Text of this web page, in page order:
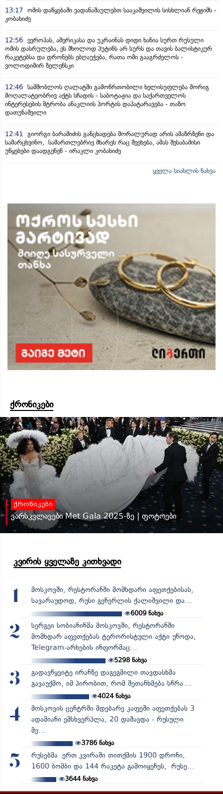
13:17 ომის დაწყებაში ვადანაშაულებთ სააკაშვილის სისხლიან რეჟიმს -
კობახიძე
12:56 ევროპას, ამერიკასა და უკრაინას დიდი ხანია სურთ რუსული
ომის დასრულება, ეს მხოლოდ პუტინს არ სურს და თავის ბალისტიკურ
რაკეტებსა და დრონებს ებღაუჭება, რათა ომი გააგრძელოს -
ვოლოდიმირ ზელენსკი
12:46 სამშობლოს ღალატში გამოწრთობილი ხელისუფლება მორიგ
მოღალატეობრივ აქტს სჩადის - საბოტაჟია და საქართველოს
ინტერესების მტრობა ანაკლიის პორტის დაპატარავება - თაზო
დათუნაშვილი
12:41
გიორგი ბარამიძის განცხადება მორალურად არის ამაზრზენი და
სამარცხვინო, სამართლებრივ მხარეს რაც შეეხება, ამას შესაბამისი
უწყებები დაადგენენ - ირაკლი კობახიძე
ყველა სიახლის ნახვა
ქრონიკები
ქრონიკები
ვარსკვლავები Met Gala 2025-ზე | ფოტოები
კვირის ყველაზე კითხვადი
1
მოსკოვში, რესტორანში მომხდარი აფეთქებისას,
სავარაუდოდ, რუსი გენერლის ქალიშვილი და...
6009 ნახვა
2
სერგეი სობიანინმა მოსკოვში, რესტორანში
მომხდარ აფეთქებას ტერორისტული აქტი უწოდა,
Telegram-არხების ინფორმაც...
5298ნახვა
3
გადავწყვიტე ირანზე დაგეგმილი თავდასხმა
გავაუქმო, იმ პირობით, რომ შეთანხმება სწრა...
4024ნახვა
4
მოსკოვის ცენტრში მდებარე კაფეში აფეთქებას 3
ადამიანი ემსხვერპლა, 20 დაშავდა - რუსული
მე...
3786ნახვა
5
რუსებმა ერთ კვირაში თითქმის 1900 დრონი,
1600 ბომბი და 144 რაკეტა გამოიყენეს, რუსე...
3644ნახვა